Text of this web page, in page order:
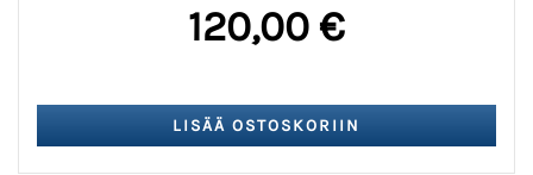
120,00 €